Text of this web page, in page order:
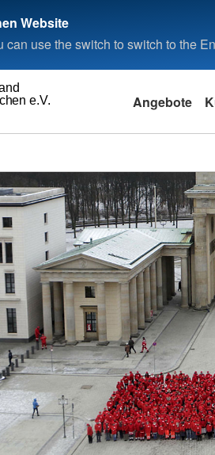
Website
can use the switch to switch to the
e.V. Angebote